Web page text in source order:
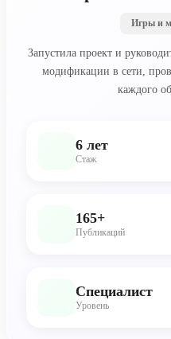
Игры и
Запустила проект и
модификации в сети,
каждого
6 лет
Стаж
165+
Публикаций
Специалист
Уровень